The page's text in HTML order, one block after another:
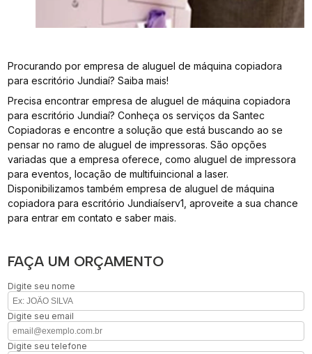
Procurando por empresa de aluguel de máquina copiadora
para escritório Jundiaí? Saiba mais!
Precisa encontrar empresa de aluguel de máquina copiadora
para escritório Jundiaí? Conheça os serviços da Santec
Copiadoras e encontre a solução que está buscando ao se
pensar no ramo de aluguel de impressoras. São opções
variadas que a empresa oferece, como aluguel de impressora
para eventos, locação de multifuincional a laser.
Disponibilizamos também empresa de aluguel de máquina
copiadora para escritório Jundiaíserv1, aproveite a sua chance
para entrar em contato e saber mais.
FAÇA UM ORÇAMENTO
Digite seu nome
Digite seu email
Digite seu telefone